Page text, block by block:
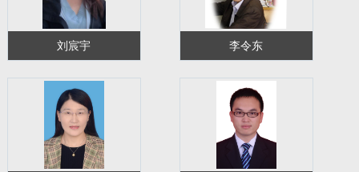
刘宸宇 李令东